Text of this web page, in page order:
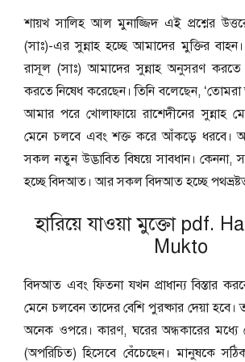
শায়খ সালিহ আল মুনাজ্জিদ এই প্রশ্নের
(সাঃ)-এর সুন্নাহ হচ্ছে আমাদের মুক্তির
রাসূল (সাঃ) আমাদের সুন্নাহ অনুসরণ করতে
করতে নিষেধ করেছেন। তিনি বলেছেন,
আমার পরে খোলাফায়ে রাশেদীনের সুন্নাহ
মেনে চলবে এবং শক্ত করে আঁকড়ে ধরবে। আর
সকল নতুন উদ্ভাবিত বিষয়ে সাবধান। কেননা,
হচ্ছে বিদআত। আর সকল বিদআত হচ্ছে
হারিয়ে যাওয়া মুক্তো pdf.
Mukto
বিদআত এবং ফিতনা যখন প্রাধান্য বিস্তার
মেনে চলবেন তাদের বেশি পুরষ্কার দেয়া হবে।
অনেক ওপরে। কারণ, ঘরের অন্ধকারের মধ্যে
(অপরিচিত) হিসেবে বেঁচেছেন। মানুষকে